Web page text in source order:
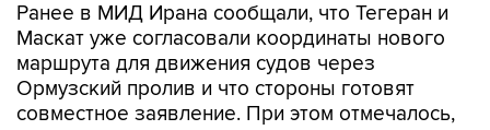
Ранее в МИД Ирана сообщали, что Тегеран и
Маскат уже согласовали координаты нового
маршрута для движения судов через
Ормузский пролив и что стороны готовят
совместное заявление. При этом отмечалось,